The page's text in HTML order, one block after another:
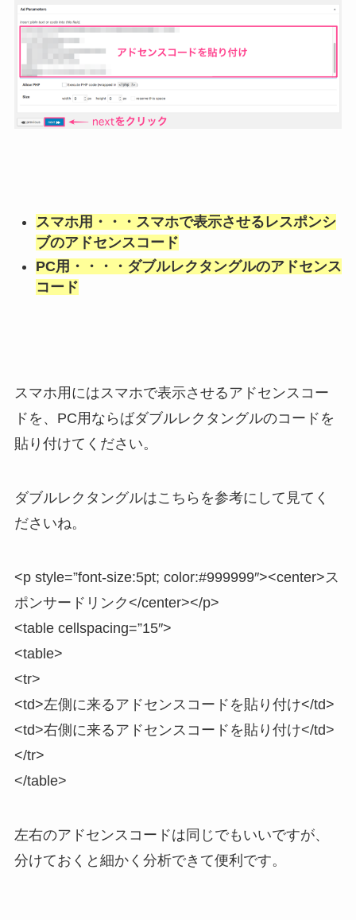
スマホ用・・・スマホで表示させるレスポンシ
ブのアドセンスコード
PC用・・・・ダブルレクタングルのアドセンス
コード
スマホ用にはスマホで表示させるアドセンスコー
ドを、PC用ならばダブルレクタングルのコードを
貼り付けてください。
ダブルレクタングルはこちらを参考にして見てく
ださいね。
<p style=”font-size:5pt; color:#999999″><center>ス
ポンサードリンク</center></p>
<table cellspacing=”15″>
<table>
<tr>
<td>左側に来るアドセンスコードを貼り付け</td>
<td>右側に来るアドセンスコードを貼り付け</td>
</tr>
</table>
左右のアドセンスコードは同じでもいいですが、
分けておくと細かく分析できて便利です。